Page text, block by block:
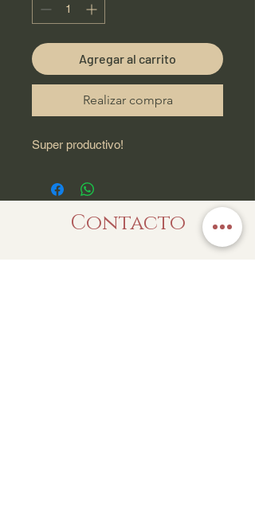
Agregar al carrito
Realizar compra
Super productivo!
Contacto